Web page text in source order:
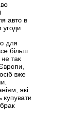
авто в
для
більш
так
вже
які
купувати